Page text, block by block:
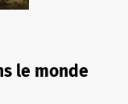
le monde